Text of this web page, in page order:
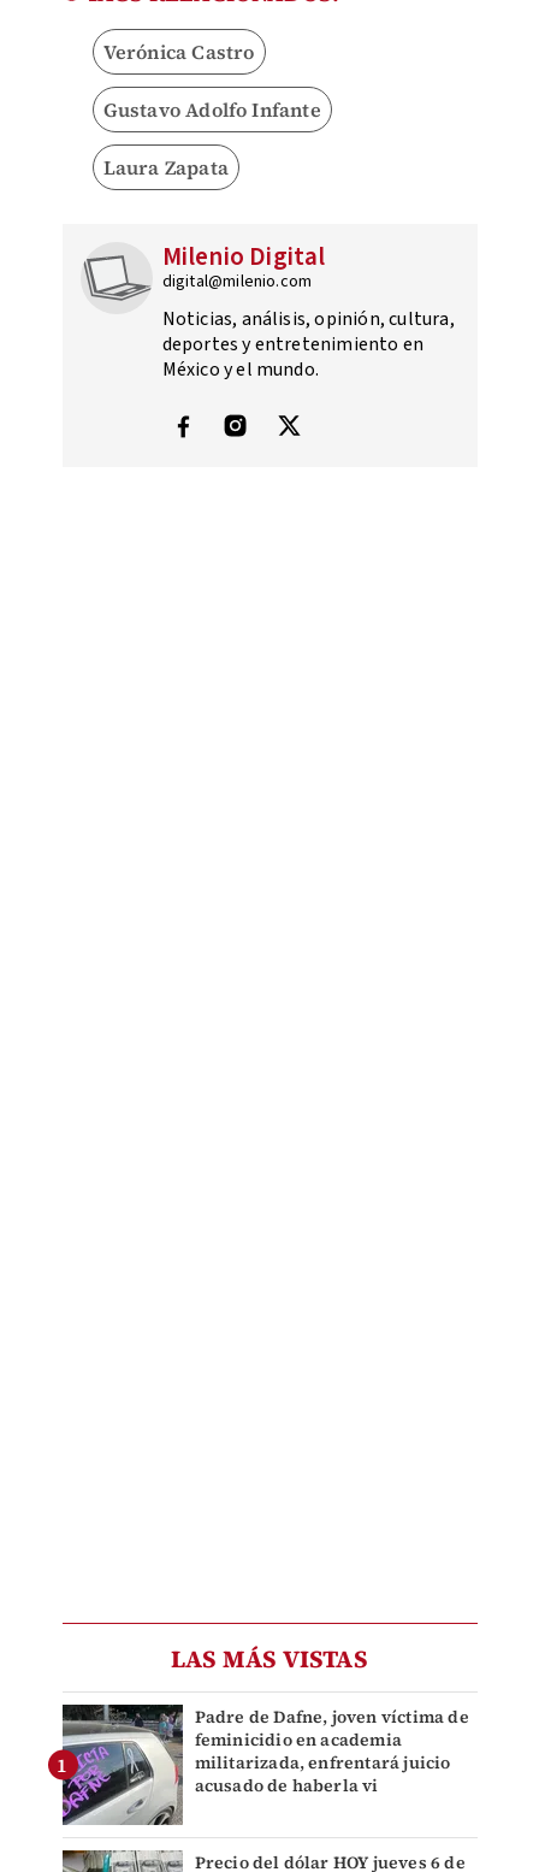
Verónica Castro
Gustavo Adolfo Infante
Laura Zapata
Milenio Digital
digital@milenio.com
Noticias, análisis, opinión, cultura,
deportes y entretenimiento en
México y el mundo.
LAS MÁS VISTAS
Padre de Dafne, joven víctima de
feminicidio en academia
militarizada, enfrentará juicio
acusado de haberla vi
Precio del dólar HOY jueves 6 de